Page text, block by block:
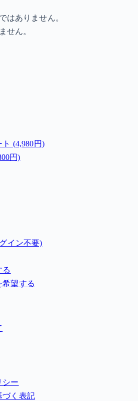
はありません。
せん。
(4,980円)
円)
イン不要)
る
希望する
シー
づく表記